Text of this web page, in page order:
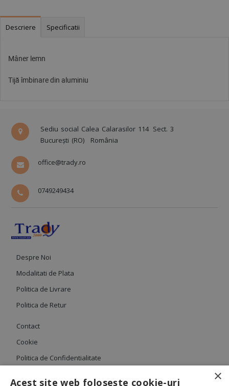
Descriere Specificatii
Mâner lemn
Tijă îmbinare din aluminiu
Sediu social Calea Calarasilor 114 Sect. 3
București (RO)
România
office@trady.ro
0749249434
Despre Noi
Modalitati de Plata
Politica de Livrare
Politica de Retur
Contact
Cookie
Politica de Confidentialitate
×
Acest site web folosește cookie-uri